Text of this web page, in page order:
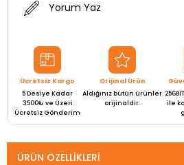
Yorum Yaz
Ücretsiz Kargo
5 Desiye Kadar
3500₺ ve Üzeri
Ücretsiz Gönderim
Orijinal Ürün
Aldığınız bütün ürünler
orijinaldir.
ile
ÜRÜN ÖZELLIKLERI